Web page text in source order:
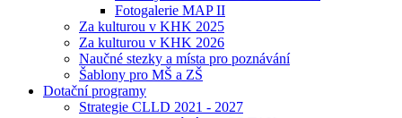
Fotogalerie MAP II
Za kulturou v KHK 2025
Za kulturou v KHK 2026
Naučné stezky a místa pro poznávání
Šablony pro MŠ a ZŠ
Dotační programy
Strategie CLLD 2021 - 2027